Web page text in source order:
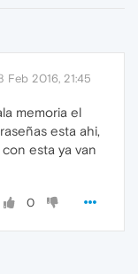
Feb 2016, 21:45
memoria el
esta ahi,
esta ya van
0